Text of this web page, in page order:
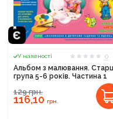
У наявності
0
Альбом з малювання.
група 5-6 років. Частина 1
129грн.
116,10 грн.